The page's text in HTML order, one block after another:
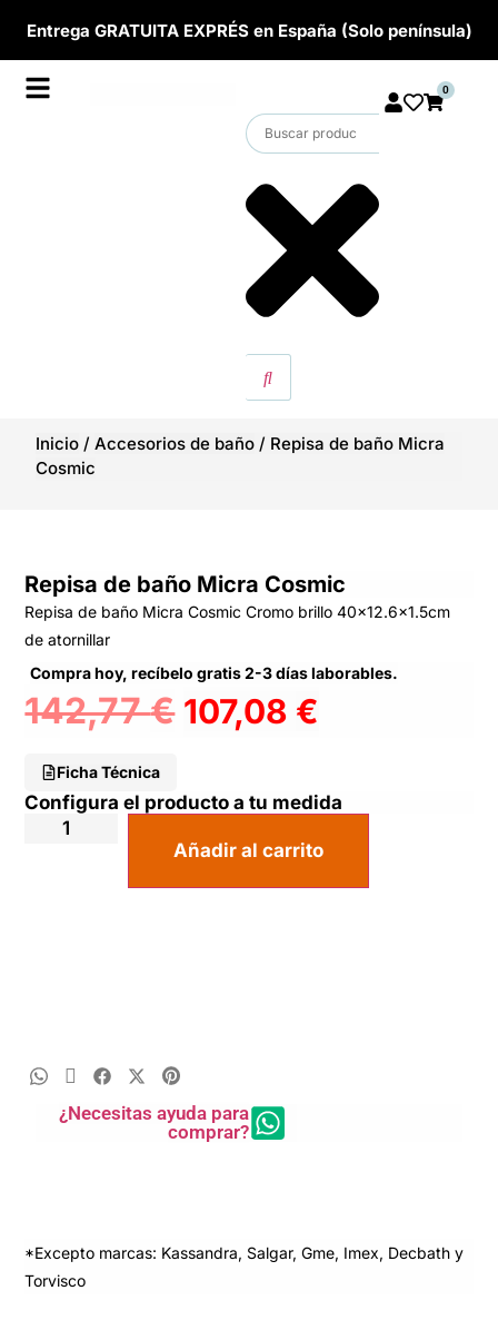
Entrega GRATUITA EXPRÉS en España (Solo península)
0
Inicio /Accesorios de baño / Repisa de baño Micra
Cosmic
Repisa de baño Micra Cosmic
Repisa de baño Micra Cosmic Cromo brillo 40×12.6×1.5cm
de atornillar
Compra hoy, recíbelo gratis 2-3 días laborables.
142,77€ 107,08 €
Ficha Técnica
Configura el producto a tu medida
Añadir al carrito
¿Necesitas ayuda para
comprar?
*Excepto marcas: Kassandra, Salgar, Gme, Imex, Decbath y
Torvisco